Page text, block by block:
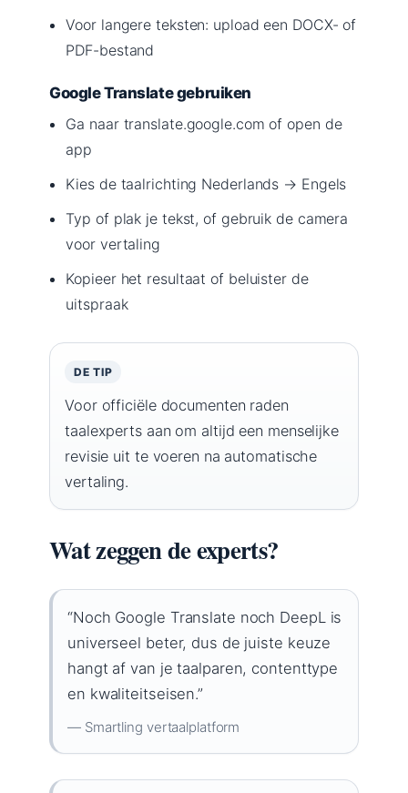
Voor langere teksten: upload een DOCX- of
PDF-bestand
Google Translate gebruiken
Ga naar translate.google.com of open de
app
Kies de taalrichting Nederlands → Engels
Typ of plak je tekst, of gebruik de camera
voor vertaling
Kopieer het resultaat of beluister de
uitspraak
DE TIP
Voor officiële documenten raden
taalexperts aan om altijd een menselijke
revisie uit te voeren na automatische
vertaling.
Wat zeggen de experts?
“Noch Google Translate noch DeepL is
universeel beter, dus de juiste keuze
hangt af van je taalparen, contenttype
en kwaliteitseisen.”
— Smartling vertaalplatform